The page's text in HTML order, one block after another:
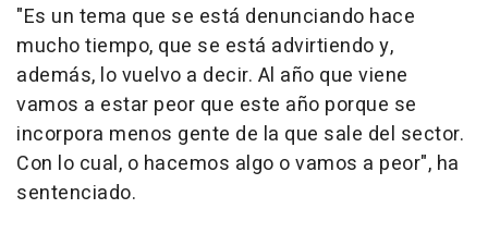
"Es un tema que se está denunciando hace
mucho tiempo, que se está advirtiendo y,
además, lo vuelvo a decir. Al año que viene
vamos a estar peor que este año porque se
incorpora menos gente de la que sale del sector.
Con lo cual, o hacemos algo o vamos a peor", ha
sentenciado.